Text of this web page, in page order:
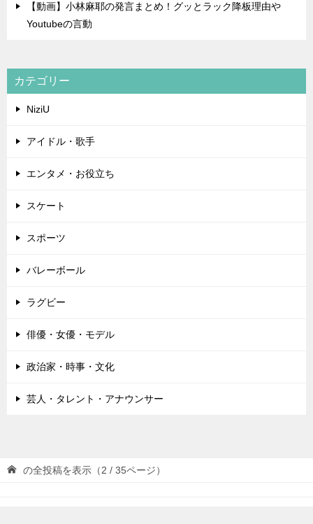
【動画】小林麻耶の発言まとめ！グッとラック降板理由や
Youtubeの言動
カテゴリー
NiziU
アイドル・歌手
エンタメ・お役立ち
スケート
スポーツ
バレーボール
ラグビー
俳優・女優・モデル
政治家・時事・文化
芸人・タレント・アナウンサー
の全投稿を表示（2 / 35ページ）